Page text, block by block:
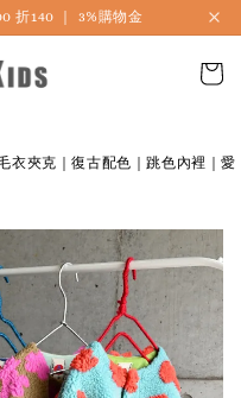
折140 ｜ 3%購物金
衣夾克｜復古配色｜跳色內裡｜愛